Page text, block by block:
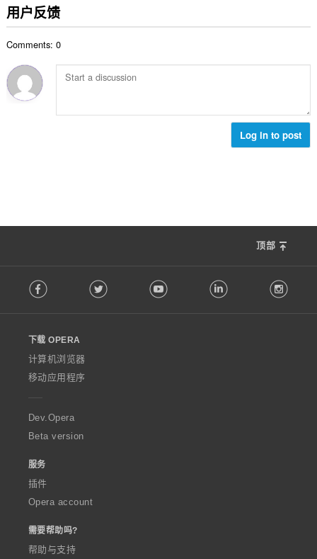
用户反馈
Comments: 0
Log in to post
顶部
o
w
O
p
e
a
Facebook Twitter Youtube LinkedIn
下载 OPERA
计算机浏览器
移动应用程序
Dev.Opera
Beta version
服务
插件
Opera account
需要帮助吗?
帮助与支持